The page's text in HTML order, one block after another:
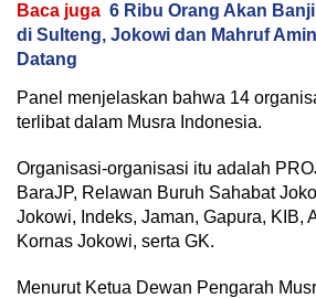
Baca juga 6 Ribu Orang Akan
di Sulteng, Jokowi dan Mahruf
Datang
Panel menjelaskan bahwa 14
terlibat dalam Musra Indonesia.
Organisasi-organisasi itu adalah
BaraJP, Relawan Buruh Sahabat
Jokowi, Indeks, Jaman, Gapura, KIB,
Kornas Jokowi, serta GK.
Menurut Ketua Dewan Pengarah